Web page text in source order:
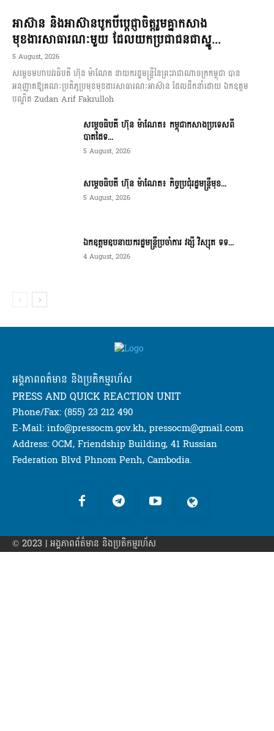
អាស៊ាន និងអាស៊ានបូកបីប្តេជ្ញាចិត្តរួមគ្នាកសាង
មុខងារសាធារណៈមួយ ដែលយកប្រជាជនជាស្នូ...
5 August, 2026
សម្តេចមហាបវរធិបតី ហ៊ុន ម៉ាណែត នាយករដ្ឋមន្ត្រីនៃព្រះរាជាណាចក្រកម្ពុជា បាន
អនុញ្ញាតឱ្យគណៈប្រតិភូប្រមុខមុខងារសាធារណៈអាស៊ាន ដែលដឹកនាំដោយ ឯកឧត្តម
បណ្ឌិត Zudan Arif Fakrulloh
សម្ដេចធិបតី ហ៊ុន ម៉ាណែត៖ កម្ពុជាកសាងប្រទេសពី
បាតដៃទ...
5 August, 2026
សម្ដេចធិបតី ហ៊ុន ម៉ាណែត៖ កិច្ចប្រជុំរដ្ឋមន្ត្រីមុខ...
5 August, 2026
ឯកឧត្តមឧបនាយករដ្ឋមន្ត្រីប្រចាំការ វង្សី វិស្សុត ទទ...
4 August, 2026
អង្គភាពពត៌មាន និងប្រតិកម្មរហ័ស
PRESS AND QUICK REACTION UNIT
Phone/Fax: (855) 23 212 490
E-Mail: info@pressocm.gov.kh, pressocm@gmail.com
Address: OCM, Friendship Building, 41 Russian
Federation Blvd Phnom Penh, Cambodia.
© 2023 | អង្គភាព​ព័ត៌មាន​ និងប្រតិកម្មរហ័ស